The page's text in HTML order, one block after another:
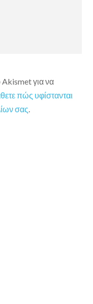
Akismet για να
πώς υφίστανται
σας